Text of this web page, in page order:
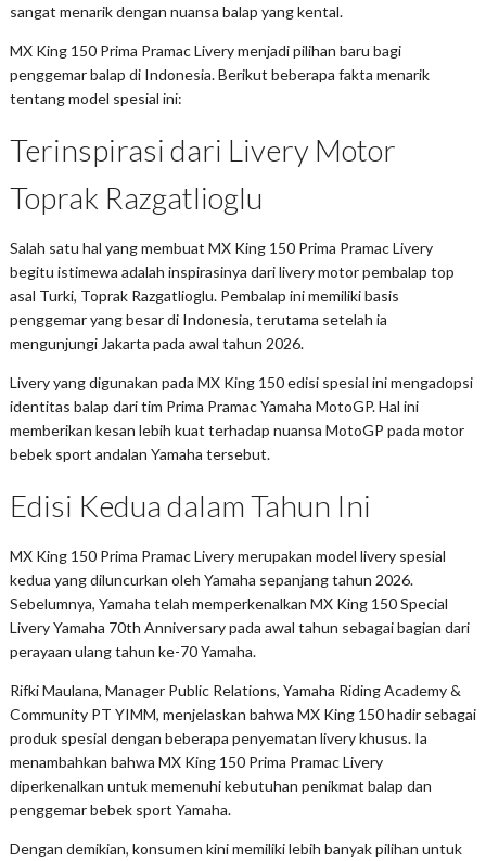
sangat menarik dengan nuansa balap yang kental.
MX King 150 Prima Pramac Livery menjadi pilihan baru bagi
penggemar balap di Indonesia. Berikut beberapa fakta menarik
tentang model spesial ini:
Terinspirasi dari Livery Motor
Toprak Razgatlioglu
Salah satu hal yang membuat MX King 150 Prima Pramac Livery
begitu istimewa adalah inspirasinya dari livery motor pembalap top
asal Turki, Toprak Razgatlioglu. Pembalap ini memiliki basis
penggemar yang besar di Indonesia, terutama setelah ia
mengunjungi Jakarta pada awal tahun 2026.
Livery yang digunakan pada MX King 150 edisi spesial ini mengadopsi
identitas balap dari tim Prima Pramac Yamaha MotoGP. Hal ini
memberikan kesan lebih kuat terhadap nuansa MotoGP pada motor
bebek sport andalan Yamaha tersebut.
Edisi Kedua dalam Tahun Ini
MX King 150 Prima Pramac Livery merupakan model livery spesial
kedua yang diluncurkan oleh Yamaha sepanjang tahun 2026.
Sebelumnya, Yamaha telah memperkenalkan MX King 150 Special
Livery Yamaha 70th Anniversary pada awal tahun sebagai bagian dari
perayaan ulang tahun ke-70 Yamaha.
Rifki Maulana, Manager Public Relations, Yamaha Riding Academy &
Community PT YIMM, menjelaskan bahwa MX King 150 hadir sebagai
produk spesial dengan beberapa penyematan livery khusus. Ia
menambahkan bahwa MX King 150 Prima Pramac Livery
diperkenalkan untuk memenuhi kebutuhan penikmat balap dan
penggemar bebek sport Yamaha.
Dengan demikian, konsumen kini memiliki lebih banyak pilihan untuk